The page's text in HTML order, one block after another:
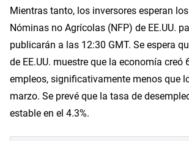
Mientras tanto, los inversores esperan
Nóminas no Agrícolas (NFP) de EE.UU.
publicarán a las 12:30 GMT. Se espera
de EE.UU. muestre que la economía creó
empleos, significativamente menos que
marzo. Se prevé que la tasa de
estable en el 4.3%.